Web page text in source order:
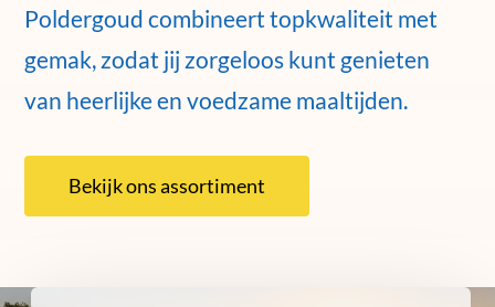
Poldergoud combineert topkwaliteit met
gemak, zodat jij zorgeloos kunt genieten
van heerlijke en voedzame maaltijden.
Bekijk ons assortiment